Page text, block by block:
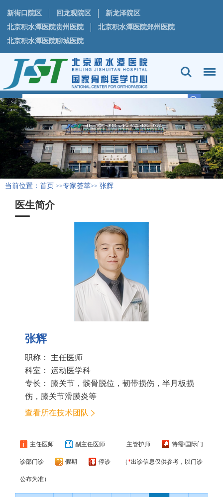
新街口院区 回龙观院区
新龙泽院区
北京积水潭医院贵州医院
北京积水潭医院郑州医院
北京积水潭医院聊城医院
当前位置： 首页 >>专家荟萃>> 张辉
医生简介
张辉
职称： 主任医师
科室： 运动医学科
专长： 膝关节，髌骨脱位，韧带损伤，半月板损
伤，膝关节滑膜炎等
查看所在技术团队
主任医师 副主任医师 主管护师 特需/国际门
诊部门诊 假期 停诊 （*出诊信息仅供参考，以门诊
公布为准）